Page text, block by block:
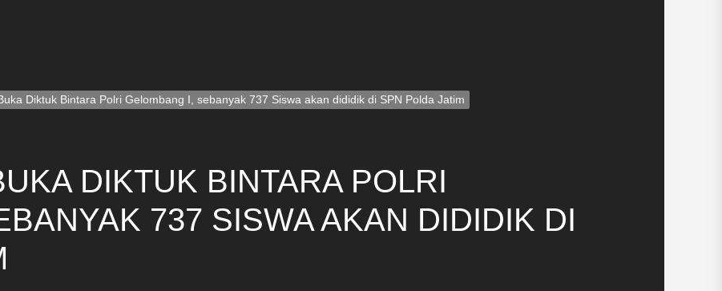
Diktuk Bintara Polri Gelombang I, sebanyak 737 Siswa akan dididik di SPN Polda Jatim
DIKTUK BINTARA POLRI
737 SISWA AKAN DIDIDIK DI